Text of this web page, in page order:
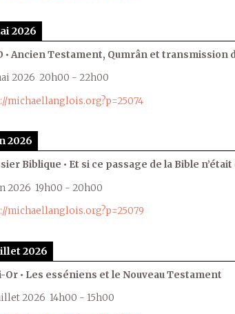
2026
• Ancien Testament, Qumrân et transmission
2026 20h00 - 22h00
michaellanglois.org?p=25074
2026
Biblique • Et si ce passage de la Bible n’était
2026 19h00 - 20h00
michaellanglois.org?p=25079
2026
Or • Les esséniens et le Nouveau Testament
2026 14h00 - 15h00